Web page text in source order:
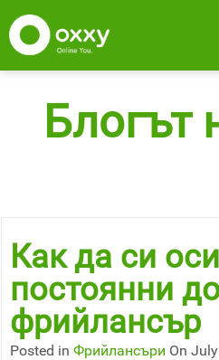
Блогът
Как да си
постоянни
фрийлансър
Posted inФрийлансъри On